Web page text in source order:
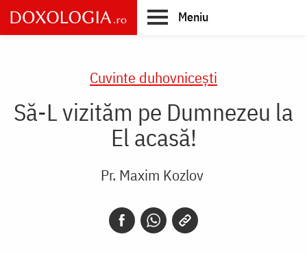
Skip
to
main
Meniu
Cuvinte duhovnicești
Să-L vizităm pe Dumnezeu la
El acasă!
Pr. Maxim Kozlov